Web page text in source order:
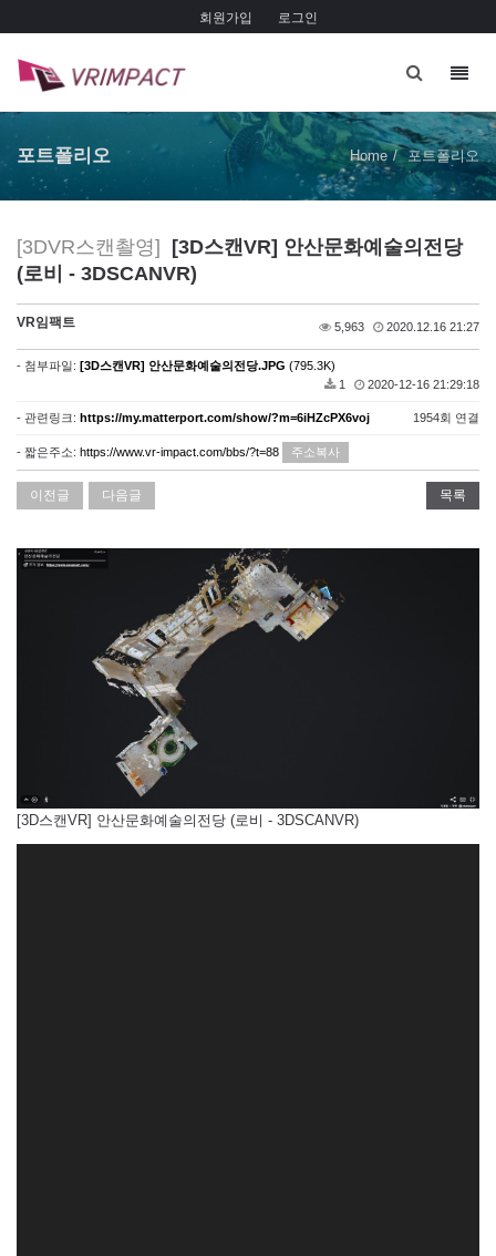
회원가입 로그인
포트폴리오 Home 포트폴리오
[3DVR스캔촬영]
[3D스캔VR] 안산문화예술의전당
(로비 - 3DSCANVR)
VR임팩트 5,963 2020.12.16 21:27
- 첨부파일: [3D스캔VR] 안산문화예술의전당.JPG (795.3K)
1
2020-12-16 21:29:18
- 관련링크: https://my.matterport.com/show/?m=6iHZcPX6voj 1954회 연결
- 짧은주소: https://www.vr-impact.com/bbs/?t=88 주소복사
이전글 다음글 목록
[3D스캔VR] 안산문화예술의전당 (로비 - 3DSCANVR)